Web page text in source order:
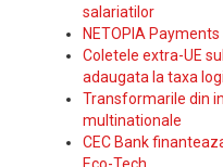
salariatilor
NETOPIA
Coletele extra-UE
adaugata la taxa
Transformarile din
multinationale
CEC Bank